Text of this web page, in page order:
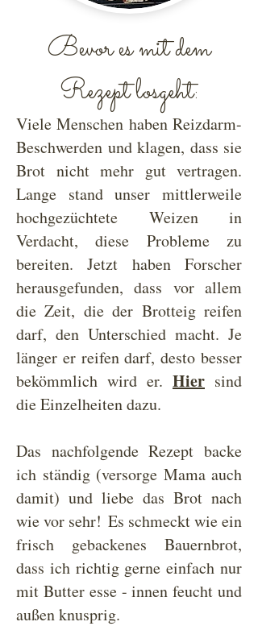
Bevor es mit dem
Rezept losgeht:
Viele Menschen haben Reizdarm-
Beschwerden und klagen, dass sie
Brot nicht mehr gut vertragen.
Lange stand unser mittlerweile
hochgezüchtete Weizen in
Verdacht, diese Probleme zu
bereiten. Jetzt haben Forscher
herausgefunden, dass vor allem
die Zeit, die der Brotteig reifen
darf, den Unterschied macht. Je
länger er reifen darf, desto besser
bekömmlich wird er. Hier sind
die Einzelheiten dazu.
Das nachfolgende Rezept backe
ich ständig (versorge Mama auch
damit) und liebe das Brot nach
wie vor sehr! Es schmeckt wie ein
frisch gebackenes Bauernbrot,
dass ich richtig gerne einfach nur
mit Butter esse - innen feucht und
außen knusprig.